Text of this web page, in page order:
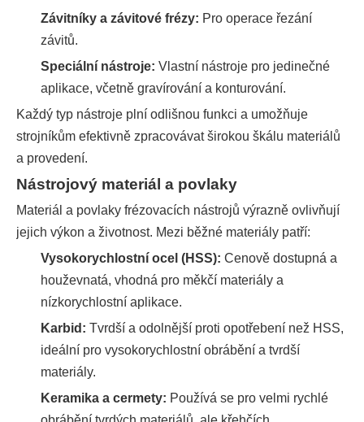
Závitníky a závitové frézy: Pro operace řezání
závitů.
Speciální nástroje: Vlastní nástroje pro jedinečné
aplikace, včetně gravírování a konturování.
Každý typ nástroje plní odlišnou funkci a umožňuje
strojníkům efektivně zpracovávat širokou škálu materiálů
a provedení.
Nástrojový materiál a povlaky
Materiál a povlaky frézovacích nástrojů výrazně ovlivňují
jejich výkon a životnost. Mezi běžné materiály patří:
Vysokorychlostní ocel (HSS): Cenově dostupná a
houževnatá, vhodná pro měkčí materiály a
nízkorychlostní aplikace.
Karbid: Tvrdší a odolnější proti opotřebení než HSS,
ideální pro vysokorychlostní obrábění a tvrdší
materiály.
Keramika a cermety: Používá se pro velmi rychlé